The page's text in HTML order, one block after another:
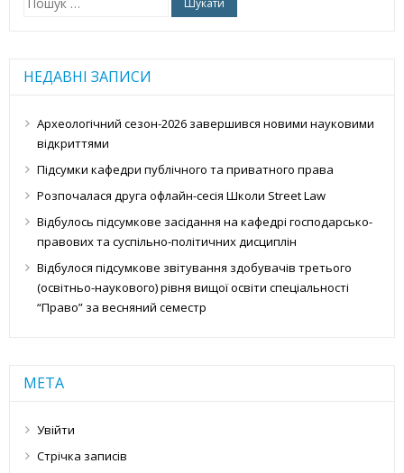
НЕДАВНІ ЗАПИСИ
Археологічний сезон-2026 завершився новими науковими
відкриттями
Підсумки кафедри публічного та приватного права
Розпочалася друга офлайн-сесія Школи Street Law
Відбулось підсумкове засідання на кафедрі господарсько-
правових та суспільно-політичних дисциплін
Відбулося підсумкове звітування здобувачів третього
(освітньо-наукового) рівня вищої освіти спеціальності
“Право” за весняний семестр
МЕТА
Увійти
Стрічка записів